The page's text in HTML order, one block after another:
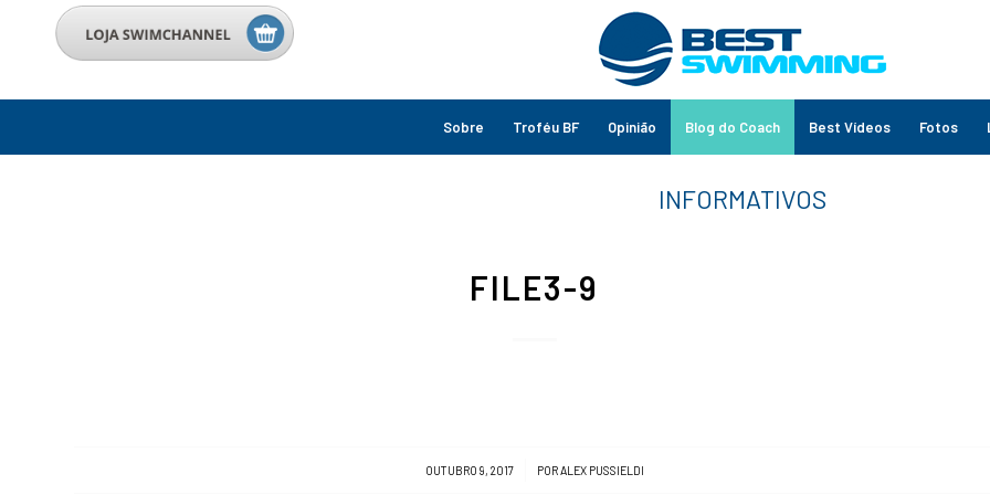
Sobre Troféu BF Opinião Blog do Coach Best Vídeos Fotos
FILE3-9
OUTUBRO 9, 2017
/ POR ALEX PUSSIELDI